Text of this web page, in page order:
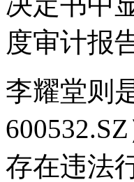
度审计报
李耀堂则
存在违法